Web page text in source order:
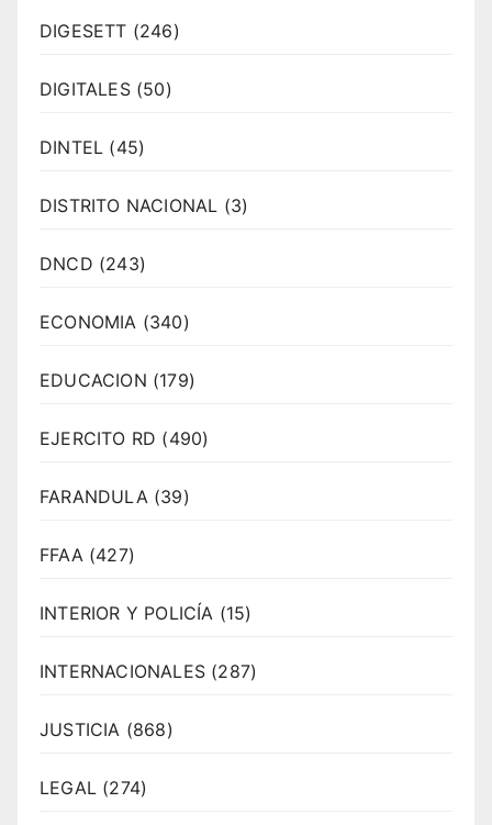
DIGESETT (246)
DIGITALES(50)
DINTEL (45)
DISTRITO NACIONAL (3)
DNCD (243)
ECONOMIA (340)
EDUCACION (179)
EJERCITO RD (490)
FARANDULA(39)
FFAA(427)
INTERIOR Y POLICÍA (15)
INTERNACIONALES (287)
JUSTICIA (868)
LEGAL (274)